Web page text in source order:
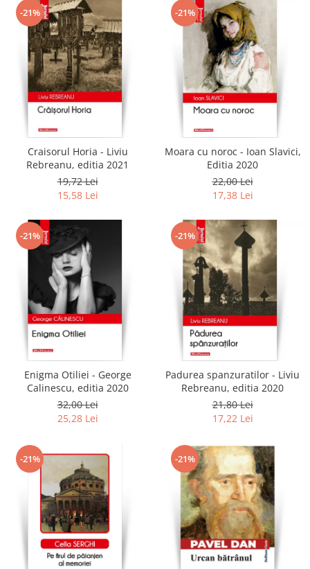
-21%
Craisorul Horia - Liviu
Rebreanu, editia 2021
19,72 Lei
15,58 Lei
-21%
Moara cu noroc - Ioan Slavici,
Editia 2020
22,00 Lei
17,38 Lei
-21%
Enigma Otiliei - George
Calinescu, editia 2020
32,00 Lei
25,28 Lei
-21%
Padurea spanzuratilor - Liviu
Rebreanu, editia 2020
21,80 Lei
17,22 Lei
-21% -21%